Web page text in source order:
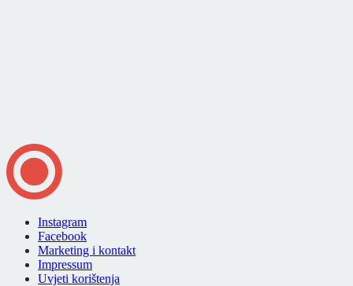
Instagram
Facebook
Marketing i kontakt
Impressum
Uvjeti korištenja